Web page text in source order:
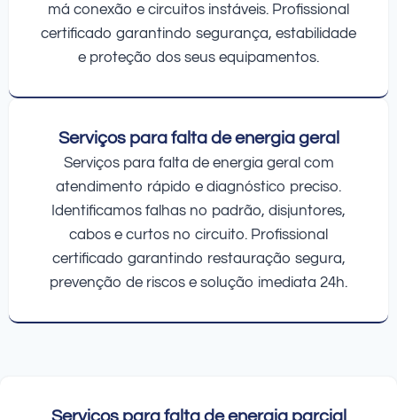
má conexão e circuitos instáveis. Profissional
certificado garantindo segurança, estabilidade
e proteção dos seus equipamentos.
Serviços para falta de energia geral
Serviços para falta de energia geral com
atendimento rápido e diagnóstico preciso.
Identificamos falhas no padrão, disjuntores,
cabos e curtos no circuito. Profissional
certificado garantindo restauração segura,
prevenção de riscos e solução imediata 24h.
Serviços para falta de energia parcial